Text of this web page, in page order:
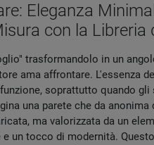
Eleganza
con la Libreria
trasformandolo in un
ama affrontare. L'essenza
soprattutto quando gli
una parete che da anonima
ma valorizzata da un
un tocco di modernità.